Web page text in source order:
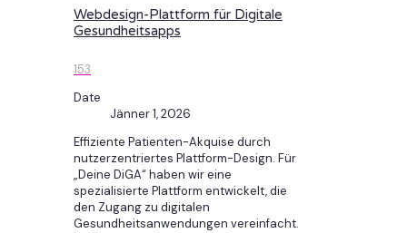
Webdesign-Plattform für Digitale
Gesundheitsapps
153
Date
Jänner 1, 2026
Effiziente Patienten-Akquise durch
nutzerzentriertes Plattform-Design. Für
„Deine DiGA“ haben wir eine
spezialisierte Plattform entwickelt, die
den Zugang zu digitalen
Gesundheitsanwendungen vereinfacht.